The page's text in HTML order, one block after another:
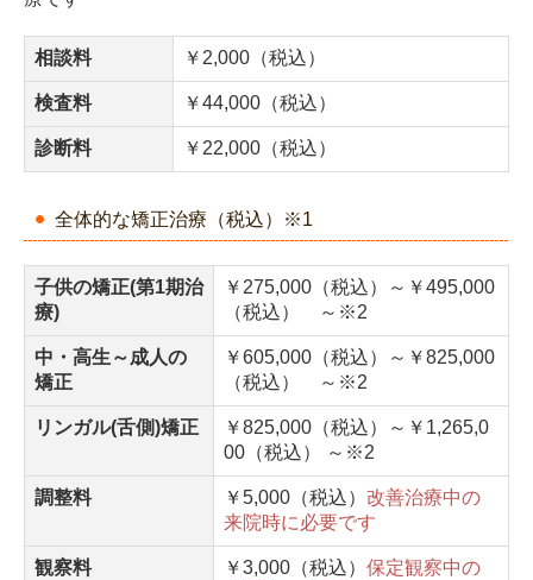
リンク集
アクセス・診療時間
よくある質問
お問い合わせ
相談料 ￥2,000（税込）
検査料 ￥44,000（税込）
診断料 ￥22,000（税込）
全体的な矯正治療（税込）※1
子供の矯正(第1期治
療)
￥275,000（税込）～￥495,000
（税込） ～ ※2
中・高生～成人の
矯正
￥605,000（税込）～￥825,000
（税込） ～ ※2
リンガル(舌側)矯正
￥825,000（税込）～￥1,265,0
00（税込） ～ ※2
調整料 ￥5,000（税込） 改善治療中の
来院時に必要です
観察料 ￥3,000（税込） 保定観察中の